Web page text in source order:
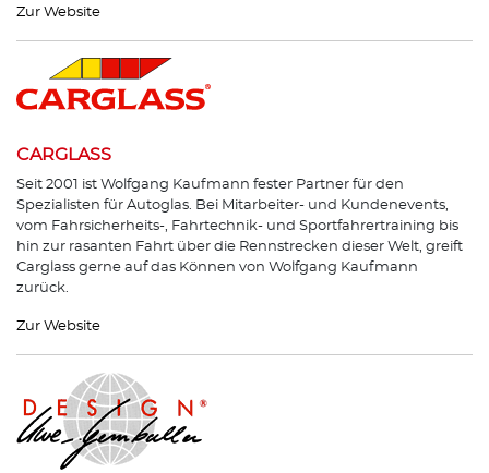
Zur Website
CARGLASS
Seit 2001 ist Wolfgang Kaufmann fester Partner für den
Spezialisten für Autoglas. Bei Mitarbeiter- und Kundenevents,
vom Fahrsicherheits-, Fahrtechnik- und Sportfahrertraining bis
hin zur rasanten Fahrt über die Rennstrecken dieser Welt, greift
Carglass gerne auf das Können von Wolfgang Kaufmann
zurück.
Zur Website